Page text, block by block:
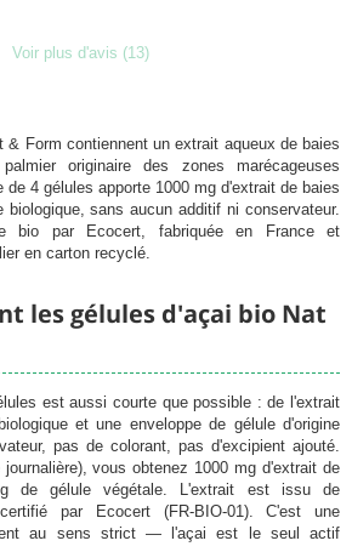
Voir plus d'avis (13)
& Form contiennent un extrait aqueux de baies
originaire des zones marécageuses
de 4 gélules apporte 1000 mg d'extrait de baies
biologique, sans aucun additif ni conservateur.
bio par Ecocert, fabriquée en France et
en carton recyclé.
les gélules d'açai bio Nat
est aussi courte que possible : de l'extrait
et une enveloppe de gélule d'origine
pas de colorant, pas d'excipient ajouté.
vous obtenez 1000 mg d'extrait de
de gélule végétale. L'extrait est issu de
certifié par Ecocert (FR-BIO-01). C'est une
au sens strict — l'açai est le seul actif